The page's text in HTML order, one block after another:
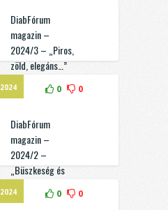
DiabFórum
magazin –
2024/3 – „Piros,
zöld, elegáns…”
2024 0 0
DiabFórum
magazin –
2024/2 –
„Büszkeség és
2024 0 0